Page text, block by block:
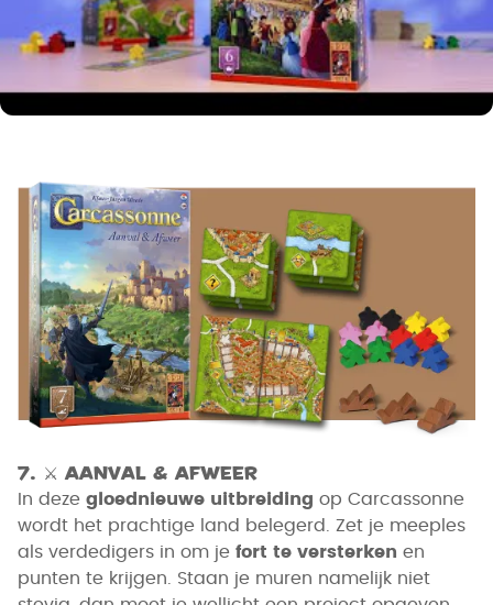
7. ⚔ Aanval & Afweer
In deze gloednieuwe uitbreiding op Carcassonne
wordt het prachtige land belegerd. Zet je meeples
als verdedigers in om je fort te versterken en
punten te krijgen. Staan je muren namelijk niet